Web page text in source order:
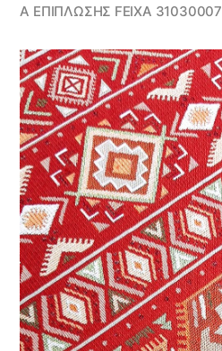
Α ΕΠΊΠΛΩΣΗΣ FEIXA 31030007